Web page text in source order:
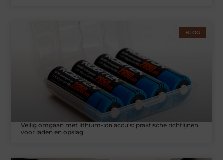
BLOG
Veilig omgaan met lithium-ion accu's: praktische richtlijnen
voor laden en opslag